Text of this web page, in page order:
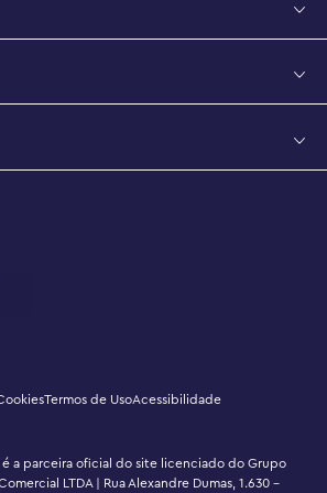
coleta de moedas digitais e
por meio de expansão e
Termos de UsoAcessibilidade
é a parceira oficial do site licenciado do Grupo
LTDA | Rua Alexandre Dumas, 1.630 -